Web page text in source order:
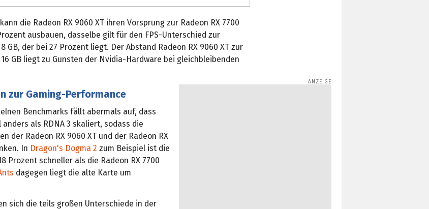
die Radeon RX 9060 XT ihren Vorsprung zur Radeon RX 7700
ausbauen, dasselbe gilt für den FPS-Unterschied zur
8 GB, der bei 27 Prozent liegt. Der Abstand Radeon RX 9060 XT zur
16 GB liegt zu Gunsten der Nvidia-Hardware bei gleichbleibenden
zur Gaming-Performance
Benchmarks fällt abermals auf, dass
anders als RDNA 3 skaliert, sodass die
der Radeon RX 9060 XT und der Radeon RX
In Dragon's Dogma 2 zum Beispiel ist die
Prozent schneller als die Radeon RX 7700
dagegen liegt die alte Karte um
sich die teils großen Unterschiede in der